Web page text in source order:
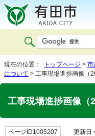
現在の位置： トップページ > 市
について > 工事現場進捗画像（
工事現場進捗画像（
ページID1005207 更新日